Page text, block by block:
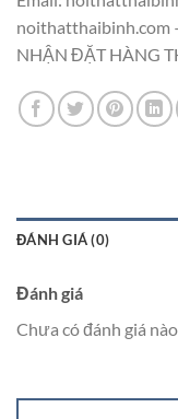
noithatthaibinh.com
NHẬN ĐẶT HÀNG
ĐÁNH GIÁ (0)
Đánh giá
Chưa có đánh giá